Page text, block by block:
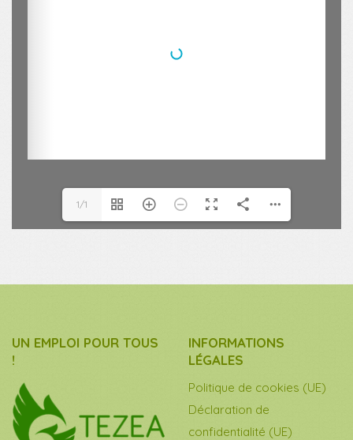
1/1
UN EMPLOI POUR TOUS
!
INFORMATIONS
LÉGALES
Politique de cookies (UE)
Déclaration de
confidentialité (UE)